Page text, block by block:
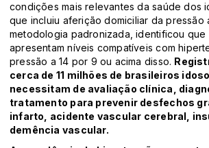
condições mais relevantes da saúde dos
que incluiu aferição domiciliar da pressão
metodologia padronizada, identificou
apresentam níveis compatíveis com
pressão a 14 por 9 ou acima disso.
cerca de 11 milhões de brasileiros
necessitam de avaliação clínica,
tratamento para prevenir desfechos
infarto, acidente vascular cerebral,
demência vascular.